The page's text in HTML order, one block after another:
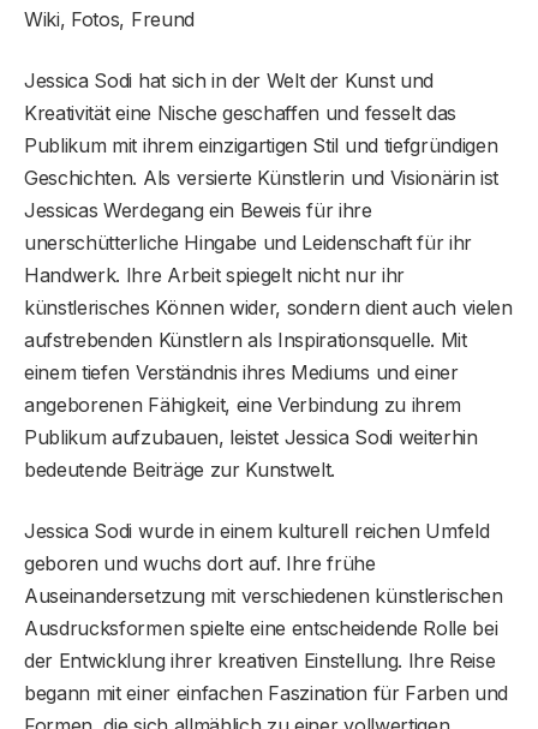
Wiki, Fotos, Freund
Jessica Sodi hat sich in der Welt der Kunst und
Kreativität eine Nische geschaffen und fesselt das
Publikum mit ihrem einzigartigen Stil und tiefgründigen
Geschichten. Als versierte Künstlerin und Visionärin ist
Jessicas Werdegang ein Beweis für ihre
unerschütterliche Hingabe und Leidenschaft für ihr
Handwerk. Ihre Arbeit spiegelt nicht nur ihr
künstlerisches Können wider, sondern dient auch vielen
aufstrebenden Künstlern als Inspirationsquelle. Mit
einem tiefen Verständnis ihres Mediums und einer
angeborenen Fähigkeit, eine Verbindung zu ihrem
Publikum aufzubauen, leistet Jessica Sodi weiterhin
bedeutende Beiträge zur Kunstwelt.
Jessica Sodi wurde in einem kulturell reichen Umfeld
geboren und wuchs dort auf. Ihre frühe
Auseinandersetzung mit verschiedenen künstlerischen
Ausdrucksformen spielte eine entscheidende Rolle bei
der Entwicklung ihrer kreativen Einstellung. Ihre Reise
begann mit einer einfachen Faszination für Farben und